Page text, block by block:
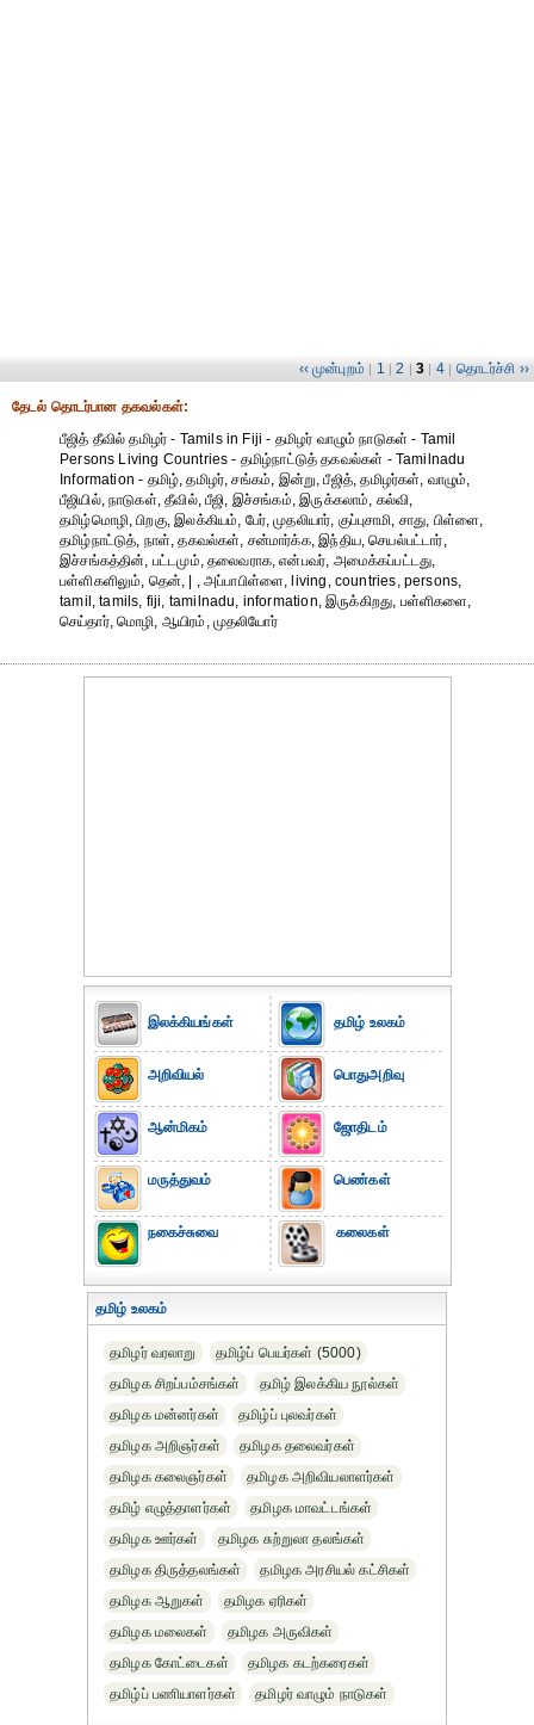
‹‹ முன்புறம் | 1 | 2 | 3 | 4 | தொடர்ச்சி ››
தேட‌ல் தொட‌ர்பான தகவ‌ல்க‌ள்:
பீஜித் தீவில் தமிழர் - Tamils in Fiji - தமிழர் வாழும் நாடுகள் - Tamil
Persons Living Countries - தமிழ்நாட்டுத் தகவல்கள் - Tamilnadu
Information - தமிழ், தமிழர், சங்கம், இன்று, பீஜித், தமிழர்கள், வாழும்,
பீஜியில், நாடுகள், தீவில், பீஜி, இச்சங்கம், இருக்கலாம், கல்வி,
தமிழ்மொழி, பிறகு, இலக்கியம், பேர், முதலியார், குப்புசாமி, சாது, பிள்ளை,
தமிழ்நாட்டுத், நாள், தகவல்கள், சன்மார்க்க, இந்திய, செயல்பட்டார்,
இச்சங்கத்தின், பட்டமும், தலைவராக, என்பவர், அமைக்கப்பட்டது,
பள்ளிகளிலும், தென், | , அப்பாபிள்ளை, living, countries, persons,
tamil, tamils, fiji, tamilnadu, information, இருக்கிறது, பள்ளிகளை,
செய்தார், மொழி, ஆயிரம், முதலியோர்
இலக்கியங்கள்
அறிவியல்
ஆன்மிகம்
மருத்துவம்
நகைச்சுவை
தமிழ் உலகம்
பொதுஅறிவு
ஜோதிடம்
பெண்கள்
கலைகள்
தமிழ் உலகம்
தமிழர் வரலாறு
தமிழ்ப் பெயர்கள் (5000)
தமிழக சிறப்பம்சங்கள்
தமிழ் இலக்கிய நூல்கள்
தமிழக மன்னர்கள்
தமிழ்ப் புலவர்கள்
தமிழக அறிஞர்கள்
தமிழக தலைவர்கள்
தமிழக கலைஞர்கள்
தமிழக அறிவியலாளர்கள்‎
தமிழ் எழுத்தாளர்கள்
தமிழக மாவட்டங்கள்
தமிழக ஊர்கள்
தமிழக சுற்றுலா தலங்கள்
தமிழக திருத்தலங்கள்
தமிழக அரசியல் கட்சிகள்
தமிழக ஆறுகள்
தமிழக ஏரிகள்
தமிழக மலைகள்
தமிழக அருவிகள்
தமிழக கோட்டைகள்
தமிழக கடற்கரைகள்
தமிழ்ப் பணியாளர்கள்
தமிழர் வாழும் நாடுகள்